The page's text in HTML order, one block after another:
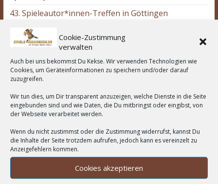
Cookie-Zustimmung
verwalten
Auch bei uns bekommst Du Kekse. Wir verwenden Technologien wie
Cookies, um Geräteinformationen zu speichern und/oder darauf
zuzugreifen.
Wir tun dies, um Dir transparent anzuzeigen, welche Dienste in die Seite
eingebunden sind und wie Daten, die Du mitbringst oder eingibst, von
der Webseite verarbeitet werden.
Wenn du nicht zustimmst oder die Zustimmung widerrufst, kannst Du
die Inhalte der Seite trotzdem aufrufen, jedoch kann es vereinzelt zu
Anzeigefehlern kommen.
Cookies akzeptieren
43. Spieleautor*innen-Treffen in Göttingen
Wir unterstützen:
Wortwolke
2-Spieler Abacusspiele Amigo Spiele
Berichte CGE Days of Wonder Deckbaudeduktiv
eggertspiele Eisenbahn Engine Erweiterung Escape Room
Expertenspiel FamilienspielFeuerlandHans
HeidelbergerHUCH!
KartenspielKennerspielKinderspiel